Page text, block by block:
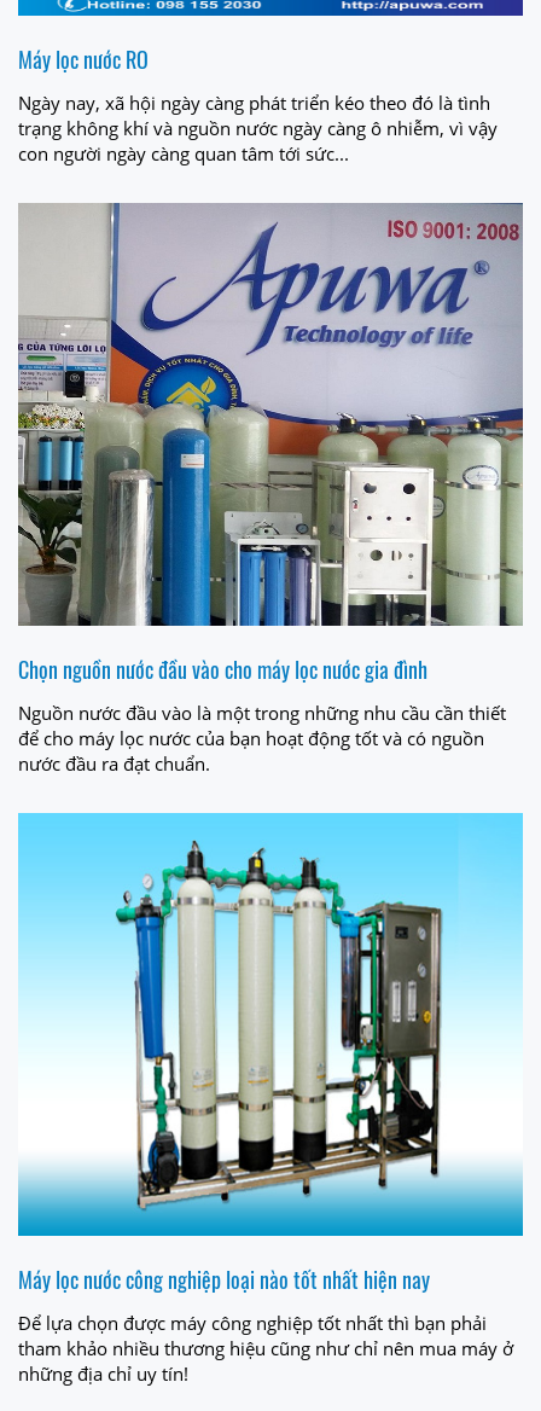
Máy lọc nước RO
Ngày nay, xã hội ngày càng phát triển kéo theo đó là tình
trạng không khí và nguồn nước ngày càng ô nhiễm, vì vậy
con người ngày càng quan tâm tới sức...
Chọn nguồn nước đầu vào cho máy lọc nước gia đình
Nguồn nước đầu vào là một trong những nhu cầu cần thiết
để cho máy lọc nước của bạn hoạt động tốt và có nguồn
nước đầu ra đạt chuẩn.
Máy lọc nước công nghiệp loại nào tốt nhất hiện nay
Để lựa chọn được máy công nghiệp tốt nhất thì bạn phải
tham khảo nhiều thương hiệu cũng như chỉ nên mua máy ở
những địa chỉ uy tín!